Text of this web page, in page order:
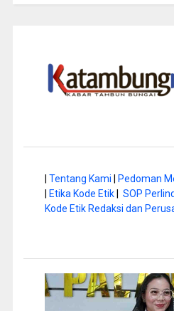
Tentang Kami Pedoman
Etika Kode Etik| SOP
Kode Etik Redaksi dan